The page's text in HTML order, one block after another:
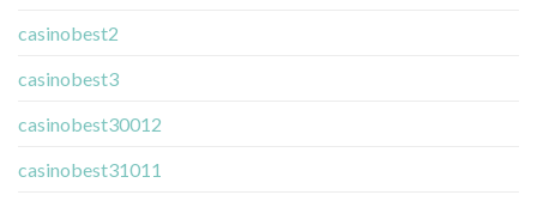
casinobest2
casinobest3
casinobest30012
casinobest31011